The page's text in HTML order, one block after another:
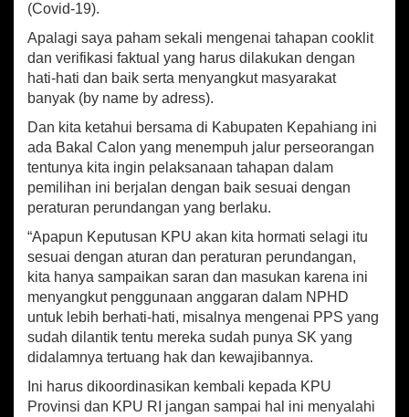
n
T
a
h
p
a
n
P
l
k
a
a
(Covid-19).
Apalagi saya paham sekali mengenai tahapan cooklit
dan verifikasi faktual yang harus dilakukan dengan
hati-hati dan baik serta menyangkut masyarakat
banyak (by name by adress).
Dan kita ketahui bersama di Kabupaten Kepahiang ini
ada Bakal Calon yang menempuh jalur perseorangan
tentunya kita ingin pelaksanaan tahapan dalam
pemilihan ini berjalan dengan baik sesuai dengan
peraturan perundangan yang berlaku.
“Apapun Keputusan KPU akan kita hormati selagi itu
sesuai dengan aturan dan peraturan perundangan,
kita hanya sampaikan saran dan masukan karena ini
menyangkut penggunaan anggaran dalam NPHD
untuk lebih berhati-hati, misalnya mengenai PPS yang
sudah dilantik tentu mereka sudah punya SK yang
didalamnya tertuang hak dan kewajibannya.
Ini harus dikoordinasikan kembali kepada KPU
Provinsi dan KPU RI jangan sampai hal ini menyalahi